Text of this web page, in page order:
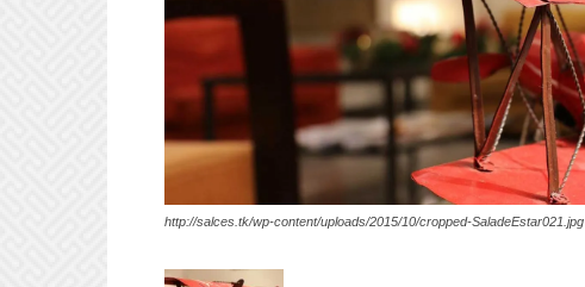
http://salces.tk/wp-content/uploads/2015/10/cropped-SaladeEstar021.jpg